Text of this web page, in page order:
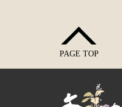
PAGE TOP